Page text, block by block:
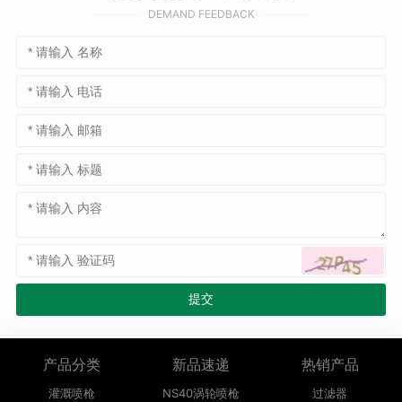
DEMAND FEEDBACK
产品分类
灌溉喷枪
新品速递
NS40涡轮喷枪
热销产品
过滤器